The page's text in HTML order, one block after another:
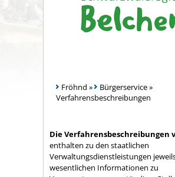
Fröhnd » Bürgerservice»
Verfahrensbeschreibungen
Die Verfahrensbeschreibungen
enthalten zu den staatlichen
Verwaltungsdienstleistungen
wesentlichen Informationen zu